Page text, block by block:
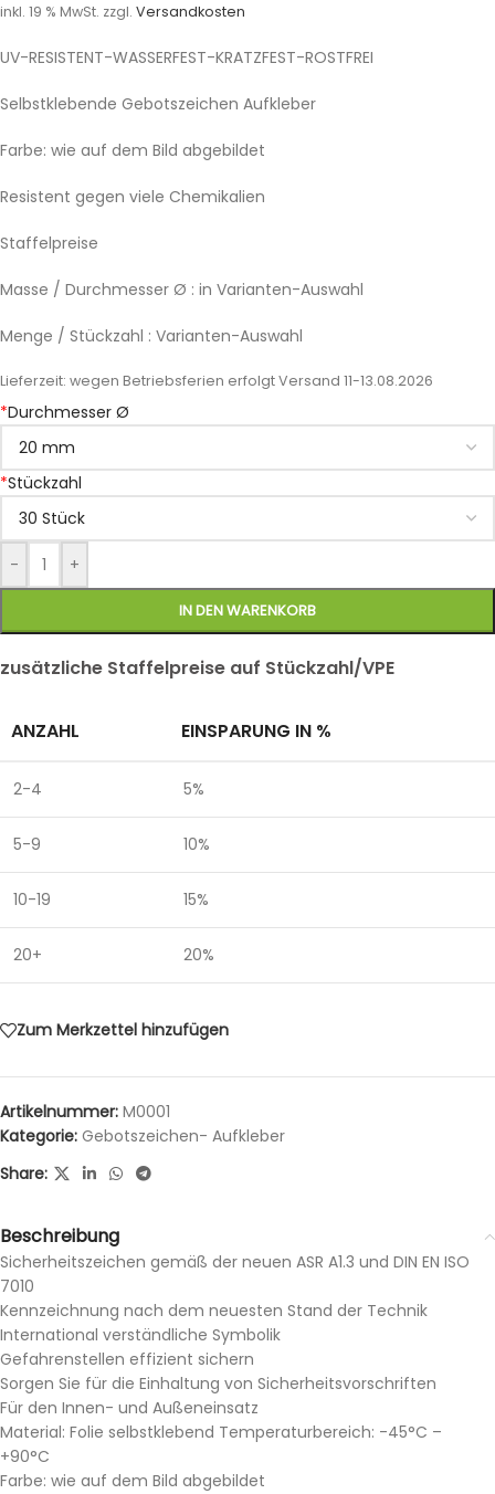
inkl. 19 % MwSt. zzgl. Versandkosten
UV-RESISTENT-WASSERFEST-KRATZFEST-ROSTFREI
Selbstklebende Gebotszeichen Aufkleber
Farbe: wie auf dem Bild abgebildet
Resistent gegen viele Chemikalien
Staffelpreise
Masse / Durchmesser Ø : in Varianten-Auswahl
Menge / Stückzahl : Varianten-Auswahl
Lieferzeit: wegen Betriebsferien erfolgt Versand 11-13.08.2026
*Durchmesser Ø
*Stückzahl
- +
IN DEN WARENKORB
zusätzliche Staffelpreise auf Stückzahl/VPE
ANZAHL EINSPARUNG IN %
2-4 5%
5-9 10%
10-19 15%
20+ 20%
Zum Merkzettel hinzufügen
Artikelnummer: M0001
Kategorie: Gebotszeichen- Aufkleber
Share:
Beschreibung
Sicherheitszeichen gemäß der neuen ASR A1.3 und DIN EN ISO
7010
Kennzeichnung nach dem neuesten Stand der Technik
International verständliche Symbolik
Gefahrenstellen effizient sichern
Sorgen Sie für die Einhaltung von Sicherheitsvorschriften
Für den Innen- und Außeneinsatz
Material: Folie selbstklebend Temperaturbereich: -45°C –
+90°C
Farbe: wie auf dem Bild abgebildet